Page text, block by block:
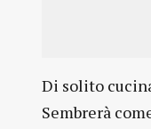
Di solito
Sembrerà